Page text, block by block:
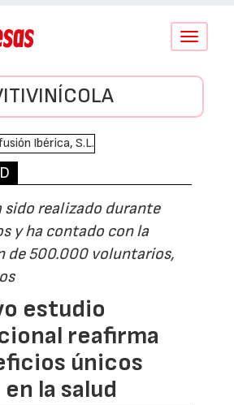
Conmutar
sido realizado durante
y ha contado con la
de 500.000 voluntarios,
estudio
reafirma
únicos
la salud